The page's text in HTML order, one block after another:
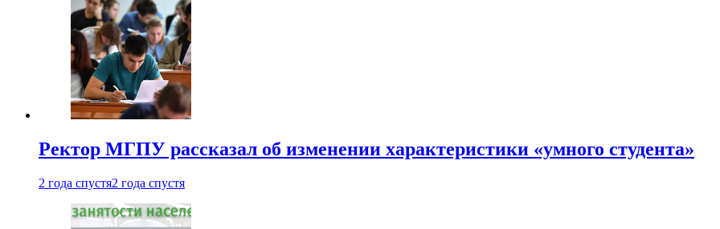
Ректор МГПУ рассказал об изменении характеристики «умного студента»
2 года спустя2 года спустя